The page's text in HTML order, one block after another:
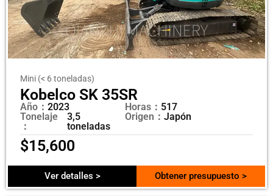
Mini (< 6 toneladas)
Kobelco SK 35SR
Año： 2023
Tonelaje
：
3,5
toneladas
Horas： 517
Origen： Japón
$15,600
Ver detalles > Obtener presupuesto >